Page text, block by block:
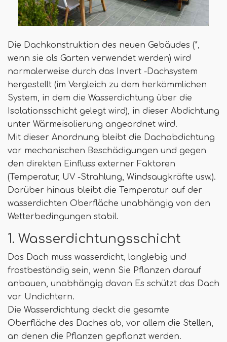
Die Dachkonstruktion des neuen Gebäudes (*,
wenn sie als Garten verwendet werden) wird
normalerweise durch das Invert -Dachsystem
hergestellt (im Vergleich zu dem herkömmlichen
System, in dem die Wasserdichtung über die
Isolationsschicht gelegt wird), in dieser Abdichtung
unter Wärmeisolierung angeordnet wird.
Mit dieser Anordnung bleibt die Dachabdichtung
vor mechanischen Beschädigungen und gegen
den direkten Einfluss externer Faktoren
(Temperatur, UV -Strahlung, Windsaugkräfte usw.).
Darüber hinaus bleibt die Temperatur auf der
wasserdichten Oberfläche unabhängig von den
Wetterbedingungen stabil.
1. Wasserdichtungsschicht
Das Dach muss wasserdicht, langlebig und
frostbeständig sein, wenn Sie Pflanzen darauf
anbauen, unabhängig davon Es schützt das Dach
vor Undichtern.
Die Wasserdichtung deckt die gesamte
Oberfläche des Daches ab, vor allem die Stellen,
an denen die Pflanzen gepflanzt werden.